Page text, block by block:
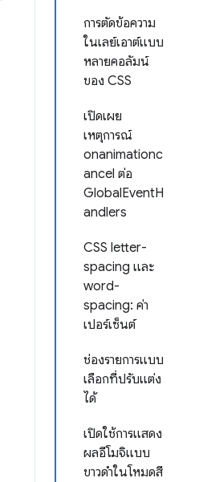
การตัดข้อความ
ในเลย์เอาต์แบบ
หลายคอลัมน์
ของ CSS
เปิดเผย
เหตุการณ์
onanimationc
ancel ต่อ
GlobalEventH
andlers
CSS letter-
spacing และ
word-
spacing: ค่า
เปอร์เซ็นต์
ช่องรายการแบบ
เลือกที่ปรับแต่ง
ได้
เปิดใช้การแสดง
ผลอีโมจิแบบ
ขาวดำในโหมดสี